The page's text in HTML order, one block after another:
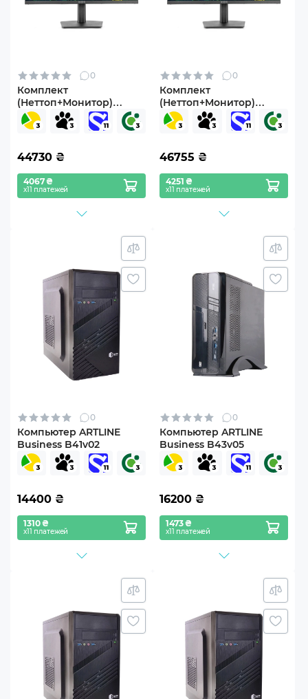
0
Комплект
(Неттоп+Монитор)
ARTLINE Business B12
Windows 11 Pro
44730 ₴
4067 ₴
х11 платежей
0
Комплект
(Неттоп+Монитор)
ARTLINE Business B12
(B12v35+V24F75-IPS)
46755 ₴
4251 ₴
х11 платежей
0
Компьютер ARTLINE
Business B41v02
14400 ₴
1310 ₴
х11 платежей
0
Компьютер ARTLINE
Business B43v05
16200 ₴
1473 ₴
х11 платежей